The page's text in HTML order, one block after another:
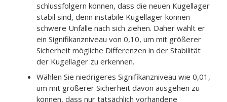
schlussfolgern können, dass die neuen Kugellager
stabil sind, denn instabile Kugellager können
schwere Unfälle nach sich ziehen. Daher wählt er
ein Signifikanzniveau von 0,10, um mit größerer
Sicherheit mögliche Differenzen in der Stabilität
der Kugellager zu erkennen.
Wählen Sie niedrigeres Signifikanzniveau wie 0,01,
um mit größerer Sicherheit davon ausgehen zu
können, dass nur tatsächlich vorhandene